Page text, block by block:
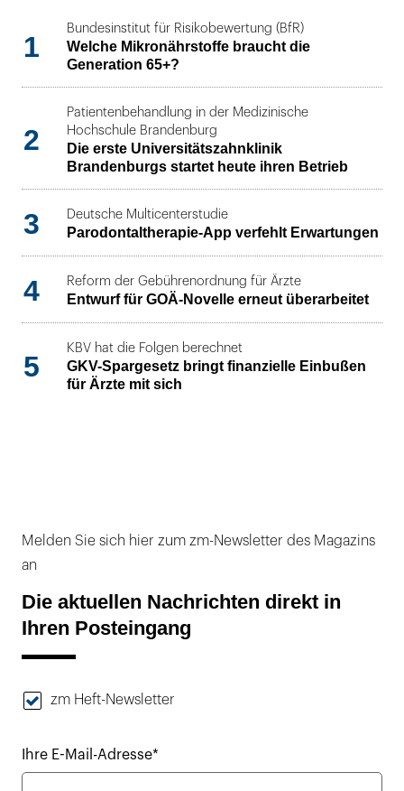
1
Bundesinstitut für Risikobewertung (BfR)
Welche Mikronährstoffe braucht die
Generation 65+?
2
Patientenbehandlung in der Medizinische
Hochschule Brandenburg
Die erste Universitätszahnklinik
Brandenburgs startet heute ihren Betrieb
3 Deutsche Multicenterstudie
Parodontaltherapie-App verfehlt Erwartungen
4 Reform der Gebührenordnung für Ärzte
Entwurf für GOÄ-Novelle erneut überarbeitet
5
KBV hat die Folgen berechnet
GKV-Spargesetz bringt finanzielle Einbußen
für Ärzte mit sich
Melden Sie sich hier zum zm-Newsletter des Magazins
an
Die aktuellen Nachrichten direkt in
Ihren Posteingang
zm Heft-Newsletter
Ihre E-Mail-Adresse*